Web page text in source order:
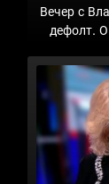
Вечер с
дефолт.